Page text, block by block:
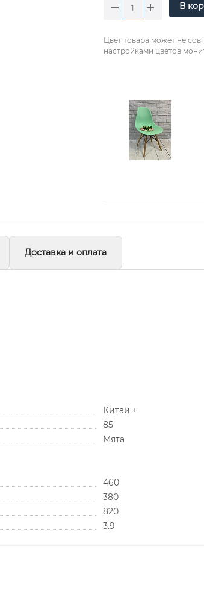
В
Цвет товара может не
настройками цветов
Доставка и оплата
Китай +
85
Мята
460
380
820
3.9